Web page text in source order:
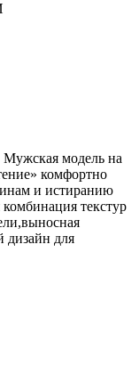
модель на
комфортно
и истиранию
текстур
дизайн для